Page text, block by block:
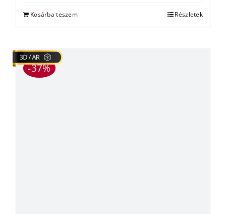
Kosárba teszem Részletek
-37%